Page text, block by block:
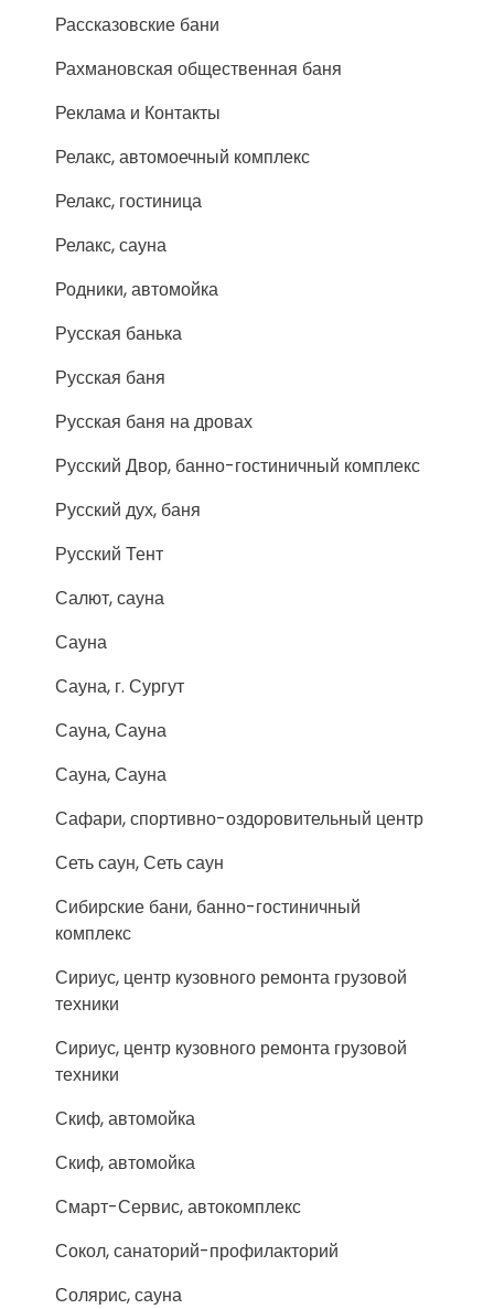
Рассказовские бани
Рахмановская общественная баня
Реклама и Контакты
Релакс, автомоечный комплекс
Релакс, гостиница
Релакс, сауна
Родники, автомойка
Русская банька
Русская баня
Русская баня на дровах
Русский Двор, банно-гостиничный комплекс
Русский дух, баня
Русский Тент
Салют, сауна
Сауна
Сауна, г. Сургут
Сауна, Сауна
Сауна, Сауна
Сафари, спортивно-оздоровительный центр
Сеть саун, Сеть саун
Сибирские бани, банно-гостиничный
комплекс
Сириус, центр кузовного ремонта грузовой
техники
Сириус, центр кузовного ремонта грузовой
техники
Скиф, автомойка
Скиф, автомойка
Смарт-Сервис, автокомплекс
Сокол, санаторий-профилакторий
Солярис, сауна